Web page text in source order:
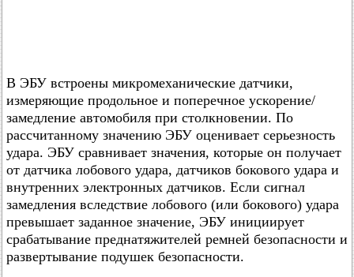
В ЭБУ встроены микромеханические датчики,
измеряющие продольное и поперечное ускорение/
замедление автомобиля при столкновении. По
рассчитанному значению ЭБУ оценивает серьезность
удара. ЭБУ сравнивает значения, которые он получает
от датчика лобового удара, датчиков бокового удара и
внутренних электронных датчиков. Если сигнал
замедления вследствие лобового (или бокового) удара
превышает заданное значение, ЭБУ инициирует
срабатывание преднатяжителей ремней безопасности и
развертывание подушек безопасности.